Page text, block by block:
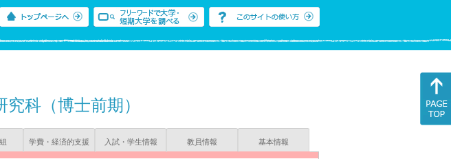
科（博士前期）
学費・経済的支援 入試・学生情報 教員情報 基本情報